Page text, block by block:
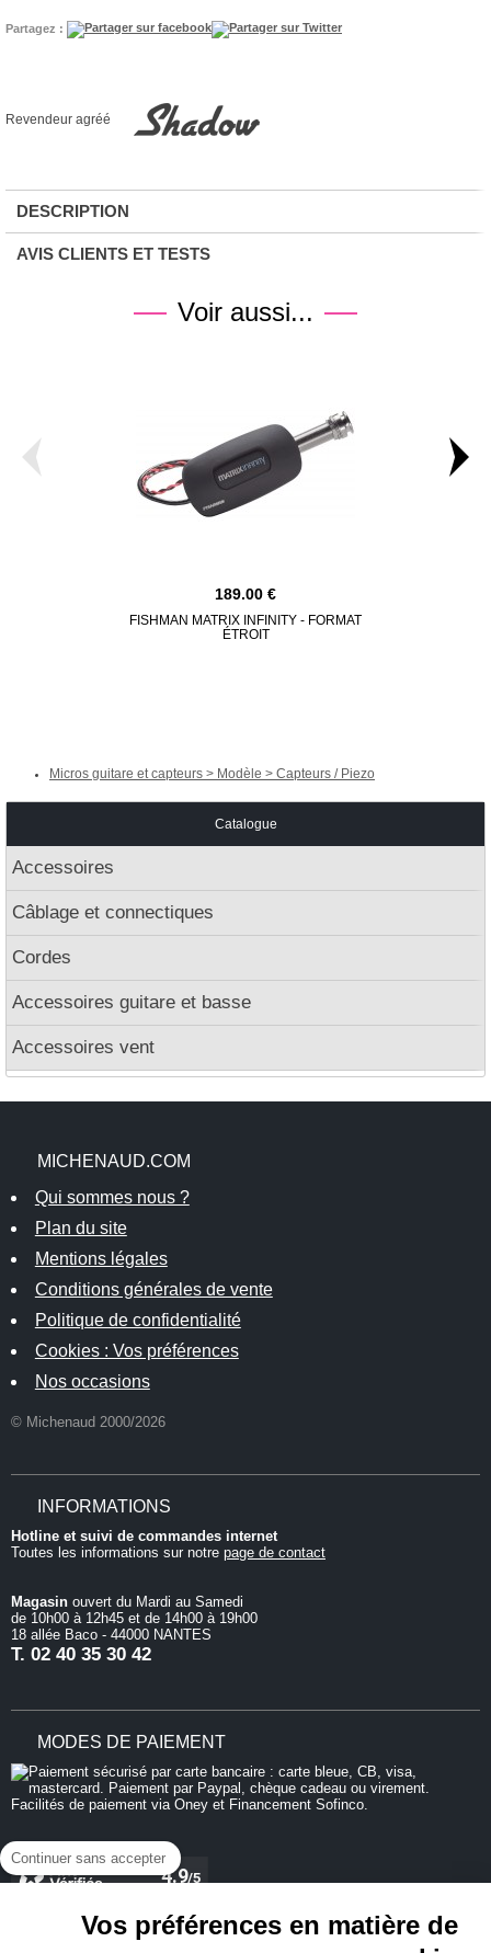
Continuer sans accepter
Vos préférences en matière de
Partagez :
Revendeur agréé
DESCRIPTION
AVIS CLIENTS ET TESTS
Voir aussi...
189.00
FISHMAN MATRIX INFINITY - FORMAT
ÉTROIT
Micros guitare et capteurs > Modèle > Capteurs / Piezo
Catalogue
Accessoires
Câblage et connectiques
Cordes
Accessoires guitare et basse
Accessoires vent
MICHENAUD.COM
Qui sommes nous ?
Plan du site
Mentions légales
Conditions générales de vente
Politique de confidentialité
Cookies : Vos préférences
Nos occasions
© Michenaud 2000/2026
INFORMATIONS
Hotline et suivi de commandes internet
Toutes les informations sur notre page de contact
Magasin ouvert du Mardi au Samedi
de 10h00 à 12h45 et de 14h00 à 19h00
18 allée Baco - 44000 NANTES
T. 02 40 35 30 42
MODES DE PAIEMENT